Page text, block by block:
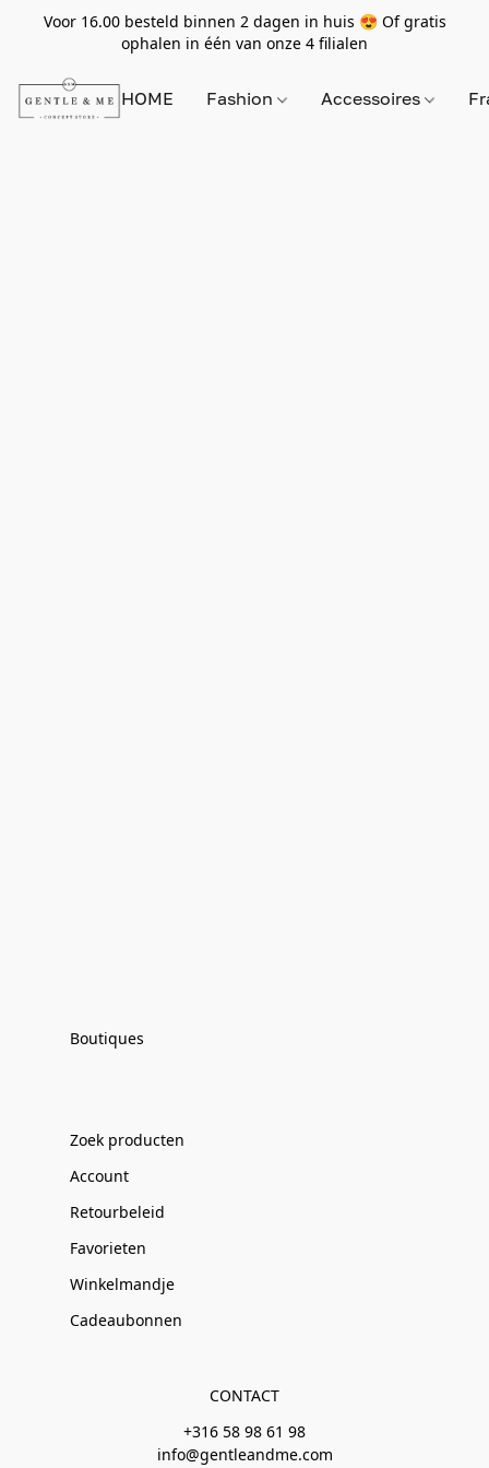
Voor 16.00 besteld binnen 2 dagen in huis 😍 Of gratis
ophalen in één van onze 4 filialen
HOME Fashion Accessoires
Boutiques
Zoek producten
Account
Retourbeleid
Favorieten
Winkelmandje
Cadeaubonnen
CONTACT
+316 58 98 61 98
info@gentleandme.com